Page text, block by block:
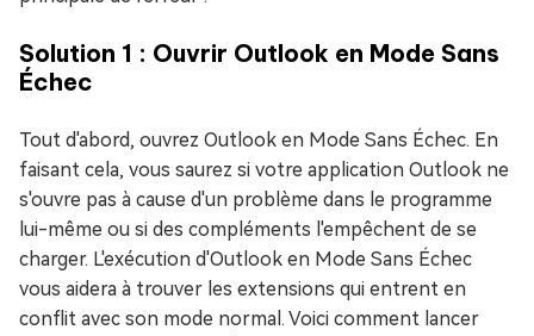
Solution 1 : Ouvrir Outlook en Mode Sans
Échec
Tout d'abord, ouvrez Outlook en Mode Sans Échec. En
faisant cela, vous saurez si votre application Outlook ne
s'ouvre pas à cause d'un problème dans le programme
lui-même ou si des compléments l'empêchent de se
charger. L'exécution d'Outlook en Mode Sans Échec
vous aidera à trouver les extensions qui entrent en
conflit avec son mode normal. Voici comment lancer